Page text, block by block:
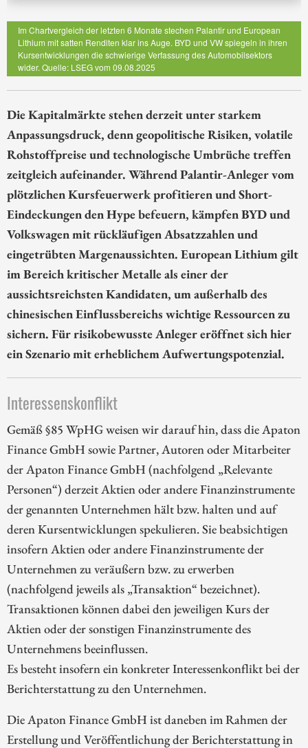
Im Chartvergleich der letzten 6 Monate stechen Palantir und European
Lithium mit satten Renditen klar ins Auge. BYD und VW spiegeln in ihren
Kursentwicklungen die schwierige Verfassung des Automobilsektors
wider. Quelle: LSEG vom 09.08.2025
Die Kapitalmärkte stehen derzeit unter starkem
Anpassungsdruck, denn geopolitische Risiken, volatile
Rohstoffpreise und technologische Umbrüche treffen
zeitgleich aufeinander. Während Palantir-Anleger vom
plötzlichen Kursfeuerwerk profitieren und Short-
Eindeckungen den Hype befeuern, kämpfen BYD und
Volkswagen mit rückläufigen Absatzzahlen und
eingetrübten Margenaussichten. European Lithium gilt
im Bereich kritischer Metalle als einer der
aussichtsreichsten Kandidaten, um außerhalb des
chinesischen Einflussbereichs wichtige Ressourcen zu
sichern. Für risikobewusste Anleger eröffnet sich hier
ein Szenario mit erheblichem Aufwertungspotenzial.
Interessenskonflikt
Gemäß §85 WpHG weisen wir darauf hin, dass die Apaton
Finance GmbH sowie Partner, Autoren oder Mitarbeiter
der Apaton Finance GmbH (nachfolgend „Relevante
Personen“) derzeit Aktien oder andere Finanzinstrumente
der genannten Unternehmen hält bzw. halten und auf
deren Kursentwicklungen spekulieren. Sie beabsichtigen
insofern Aktien oder andere Finanzinstrumente der
Unternehmen zu veräußern bzw. zu erwerben
(nachfolgend jeweils als „Transaktion“ bezeichnet).
Transaktionen können dabei den jeweiligen Kurs der
Aktien oder der sonstigen Finanzinstrumente des
Unternehmens beeinflussen.
Es besteht insofern ein konkreter Interessenkonflikt bei der
Berichterstattung zu den Unternehmen.
Die Apaton Finance GmbH ist daneben im Rahmen der
Erstellung und Veröffentlichung der Berichterstattung in